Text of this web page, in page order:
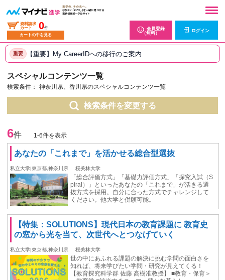
資料請求
カート
0件
カートの中を見る
会員登録
（無料）
ログイン
重要 【重要】My CareerIDへの移行のご案内
スペシャルコンテンツ一覧
検索条件： 神奈川県、香川県のスペシャルコンテンツ一覧
検索条件を変更する
6件 1-6件を表示
あなたの「これまで」を活かせる総合型選抜
私立大学|東京都,神奈川県 桜美林大学
「総合評価方式」「基礎力評価方式」「探究入試（S
piral）」といったあなたの「これまで」が活きる選
抜方式を採用。自分に合った方式でチャレンジして
ください。他大学と併願可能。
【特集：SOLUTIONS】現代日本の教育課題に 教育史
の窓から光を当て、次世代へとつなげていく
私立大学|東京都,神奈川県 桜美林大学
世の中にあふれる課題の解決に挑む学問の面白さを
知れば、将来学びたい学問・研究が見えてくる！
【教育探究科学群 佐藤 高樹准教授】 ■教育・保育＞